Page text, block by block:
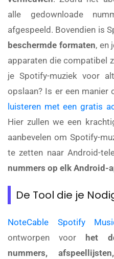
alle gedownloade
afgespeeld. Bovendien is
beschermde formaten, en
apparaten die compatibel
je Spotify-muziek voor
opslaan? Is er een manier
luisteren met een gratis
Hier zullen we een
aanbevelen om Spotify-
te zetten naar Android-
nummers op elk Android-
De Tool die je
NoteCable Spotify
ontworpen voor
het
nummers,